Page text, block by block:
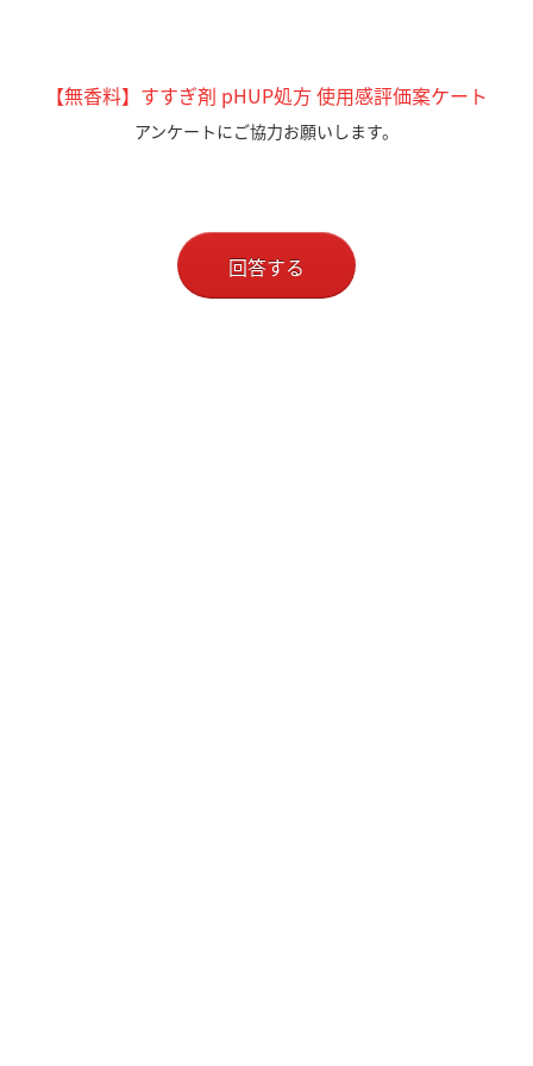
【無香料】すすぎ剤 pHUP処方 使用感評価案ケート
アンケートにご協力お願いします。
回答する